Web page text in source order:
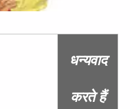
धन्यवाद
करते हैं